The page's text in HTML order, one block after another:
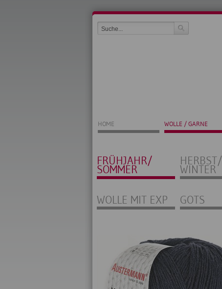
HOME WOLLE / GARNE
FRÜHJAHR/
SOMMER
HERBST/
WINTER
WOLLE MIT EXP GOTS